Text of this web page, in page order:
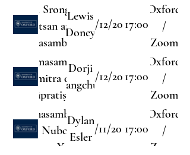
Khri Srong lde
brtsan and
Padmasambhava's
Travels through
His Land.
Lewis
Doney
10/12/202517:00
Oxford
/
Zoom
Padmasambhava and
Vimalamitra de facto
Dorji
Wangchuk
03/12/202517:00
Oxford
/
Zoom
Padmasambhava
and Nubchen
Sangye Yeshe:
Dylan
Esler
12/11/202517:00
Oxford
/
Zoom